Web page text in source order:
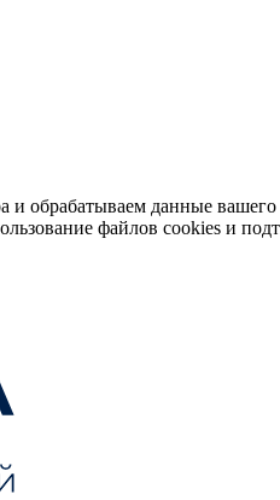
и обрабатываем данные
файлов cookies и